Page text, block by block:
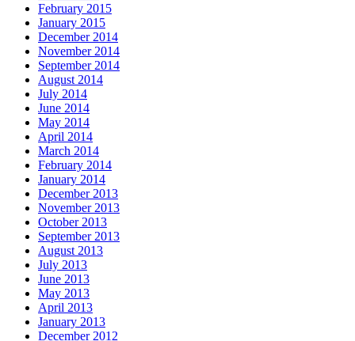
February 2015
January 2015
December 2014
November 2014
September 2014
August 2014
July 2014
June 2014
May 2014
April 2014
March 2014
February 2014
January 2014
December 2013
November 2013
October 2013
September 2013
August 2013
July 2013
June 2013
May 2013
April 2013
January 2013
December 2012